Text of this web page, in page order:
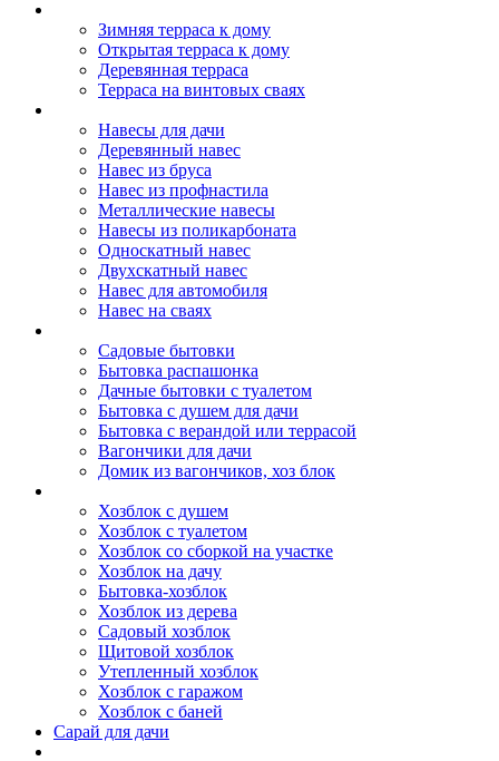
Зимняя терраса к дому
Открытая терраса к дому
Деревянная терраса
Терраса на винтовых сваях
Навесы для дачи
Деревянный навес
Навес из бруса
Навес из профнастила
Металлические навесы
Навесы из поликарбоната
Односкатный навес
Двухскатный навес
Навес для автомобиля
Навес на сваях
Садовые бытовки
Бытовка распашонка
Дачные бытовки с туалетом
Бытовка с душем для дачи
Бытовка с верандой или террасой
Вагончики для дачи
Домик из вагончиков, хоз блок
Хозблок с душем
Хозблок с туалетом
Хозблок со сборкой на участке
Хозблок на дачу
Бытовка-хозблок
Хозблок из дерева
Садовый хозблок
Щитовой хозблок
Утепленный хозблок
Хозблок с гаражом
Хозблок с баней
Сарай для дачи